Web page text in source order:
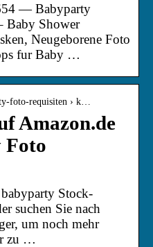
— Babyparty
Baby Shower
Neugeborene Foto
fur Baby …
foto-requisiten › k…
Amazon.de
Stock-
suchen Sie nach
um noch mehr
zu …